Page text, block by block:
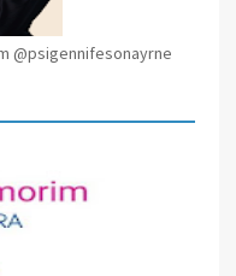
@psigennifesonayrne